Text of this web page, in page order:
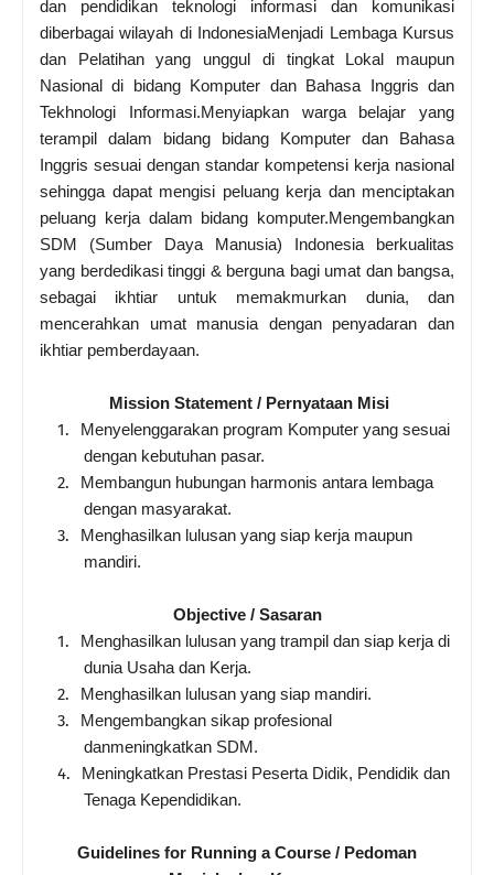
dan pendidikan teknologi informasi dan komunikasi
diberbagai wilayah di IndonesiaMenjadi Lembaga Kursus
dan Pelatihan yang unggul di tingkat Lokal maupun
Nasional di bidang Komputer dan Bahasa Inggris dan
Tekhnologi Informasi.Menyiapkan warga belajar yang
terampil dalam bidang bidang Komputer dan Bahasa
Inggris sesuai dengan standar kompetensi kerja nasional
sehingga dapat mengisi peluang kerja dan menciptakan
peluang kerja dalam bidang komputer.Mengembangkan
SDM (Sumber Daya Manusia) Indonesia berkualitas
yang berdedikasi tinggi & berguna bagi umat dan bangsa,
sebagai ikhtiar untuk memakmurkan dunia, dan
mencerahkan umat manusia dengan penyadaran dan
ikhtiar pemberdayaan.
Mission Statement / Pernyataan Misi
1.
Menyelenggarakan program Komputer yang sesuai
dengan kebutuhan pasar.
2.
Membangun hubungan harmonis antara lembaga
dengan masyarakat.
3.
Menghasilkan lulusan yang siap kerja maupun
mandiri.
Objective / Sasaran
1.
Menghasilkan lulusan yang trampil dan siap kerja di
dunia Usaha dan Kerja.
2. Menghasilkan lulusan yang siap mandiri.
3.
Mengembangkan sikap profesional
danmeningkatkan SDM.
4.
Meningkatkan Prestasi Peserta Didik, Pendidik dan
Tenaga Kependidikan.
Guidelines for Running a Course / Pedoman